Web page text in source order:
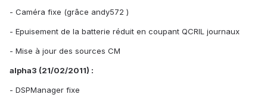
- Caméra fixe (grâce andy572 )
- Epuisement de la batterie réduit en coupant QCRIL journaux
- Mise à jour des sources CM
alpha3 (21/02/2011) :
- DSPManager fixe